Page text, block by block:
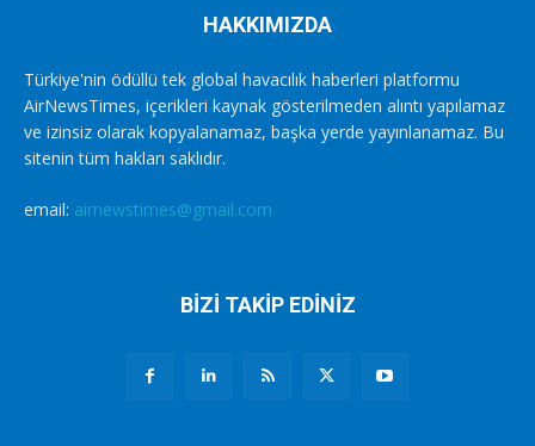
HAKKIMIZDA
Türkiye'nin ödüllü tek global havacılık haberleri platformu
AirNewsTimes, içerikleri kaynak gösterilmeden alıntı yapılamaz
ve izinsiz olarak kopyalanamaz, başka yerde yayınlanamaz. Bu
sitenin tüm hakları saklıdır.
email: airnewstimes@gmail.com
BİZİ TAKİP EDİNİZ